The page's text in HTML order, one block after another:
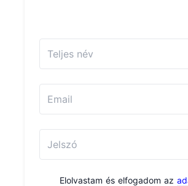
Elolvastam és elfogadom az